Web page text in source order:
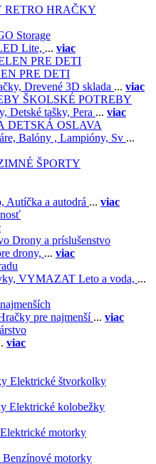
RETRO HRAČKY
Storage
Lite, ... viac
PRE DETI
Drevené 3D sklada ... viac
ŠKOLSKÉ POTREBY
Detské tašky, Pera ... viac
DETSKÁ OSLAVA
Balóny , Lampióny, Sv ...
ŠPORTY
Autíčka a autodrá ... viac
Drony a príslušenstvo
drony, ... viac
VYMAZAT Leto a voda, ...
pre najmenší ... viac
viac
Elektrické štvorkolky
Elektrické kolobežky
Elektrické motorky
Benzínové motorky